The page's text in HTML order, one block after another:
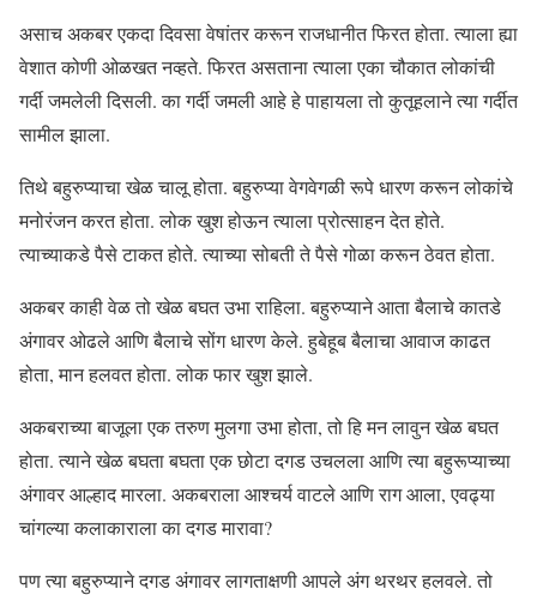
असाच अकबर एकदा दिवसा वेषांतर करून राजधानीत फिरत होता. त्याला ह्या
वेशात कोणी ओळखत नव्हते. फिरत असताना त्याला एका चौकात लोकांची
गर्दी जमलेली दिसली. का गर्दी जमली आहे हे पाहायला तो कुतूहलाने त्या गर्दीत
सामील झाला.
तिथे बहुरुप्याचा खेळ चालू होता. बहुरुप्या वेगवेगळी रूपे धारण करून लोकांचे
मनोरंजन करत होता. लोक खुश होऊन त्याला प्रोत्साहन देत होते.
त्याच्याकडे पैसे टाकत होते. त्याच्या सोबती ते पैसे गोळा करून ठेवत होता.
अकबर काही वेळ तो खेळ बघत उभा राहिला. बहुरुप्याने आता बैलाचे कातडे
अंगावर ओढले आणि बैलाचे सोंग धारण केले. हुबेहूब बैलाचा आवाज काढत
होता, मान हलवत होता. लोक फार खुश झाले.
अकबराच्या बाजूला एक तरुण मुलगा उभा होता, तो हि मन लावुन खेळ बघत
होता. त्याने खेळ बघता बघता एक छोटा दगड उचलला आणि त्या बहुरूप्याच्या
अंगावर आल्हाद मारला. अकबराला आश्चर्य वाटले आणि राग आला, एवढ्या
चांगल्या कलाकाराला का दगड मारावा?
पण त्या बहुरुप्याने दगड अंगावर लागताक्षणी आपले अंग थरथर हलवले. तो